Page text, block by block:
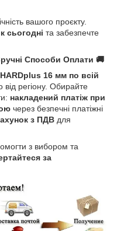
вашого проєкту.
сьогодні та забезпечте
Способи Оплати 🚚
16 мм по всій
від регіону. Обирайте
накладений платіж при
через безпечні платіжні
з ПДВ для
з вибором та
за